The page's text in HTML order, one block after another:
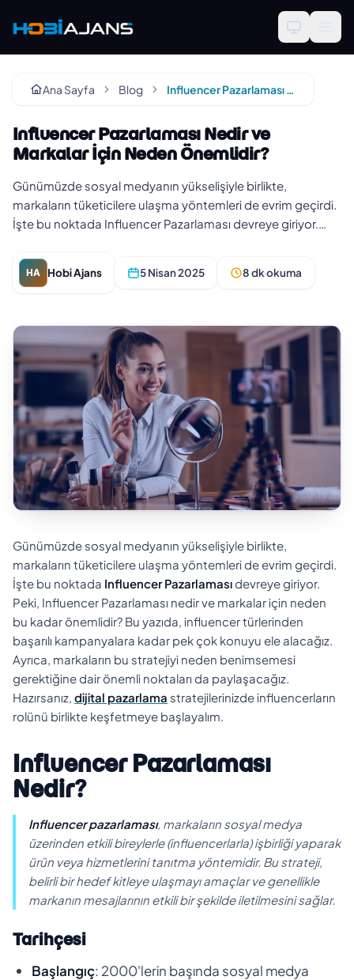
Ana Sayfa Blog Influencer Pazarlaması Nedir ve Markalar İçin Neden Önemlidir?
Influencer Pazarlaması Nedir ve
Markalar İçin Neden Önemlidir?
Günümüzde sosyal medyanın yükselişiyle birlikte,
markaların tüketicilere ulaşma yöntemleri de evrim geçirdi.
İşte bu noktada Influencer Pazarlaması devreye giriyor.
HA Hobi Ajans 5 Nisan 2025 8 dk okuma
Günümüzde sosyal medyanın yükselişiyle birlikte,
markaların tüketicilere ulaşma yöntemleri de evrim geçirdi.
İşte bu noktada Influencer Pazarlamasıdevreye giriyor.
Peki, Influencer Pazarlaması nedir ve markalar için neden
bu kadar önemlidir? Bu yazıda, influencer türlerinden
başarılı kampanyalara kadar pek çok konuyu ele alacağız.
Ayrıca, markaların bu stratejiyi neden benimsemesi
gerektiğine dair önemli noktaları da paylaşacağız.
Hazırsanız, dijital pazarlama stratejilerinizde influencerların
rolünü birlikte keşfetmeye başlayalım.
Influencer Pazarlaması
Nedir?
Influencer pazarlaması, markaların sosyal medya
üzerinden etkili bireylerle (influencerlarla) işbirliği yaparak
ürün veya hizmetlerini tanıtma yöntemidir. Bu strateji,
belirli bir hedef kitleye ulaşmayı amaçlar ve genellikle
markanın mesajlarının etkili bir şekilde iletilmesini sağlar.
Tarihçesi
Başlangıç: 2000'lerin başında sosyal medya